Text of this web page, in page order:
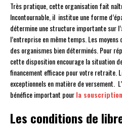
Très pratique, cette organisation fait
Incontournable, il institue une forme
détermine une structure importante sur
l’entreprise en même temps. Les
des organismes bien déterminés. Pour
cette disposition encourage la situation
financement efficace pour votre retraite.
exceptionnels en matière de versement.
bénéfice important pourla
Les conditions de